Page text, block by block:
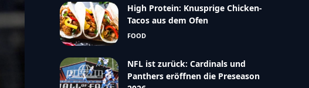
High Protein: Knusprige Chicken-
Tacos aus dem Ofen
FOOD
NFL ist zurück: Cardinals und
Panthers eröffnen die Preseason